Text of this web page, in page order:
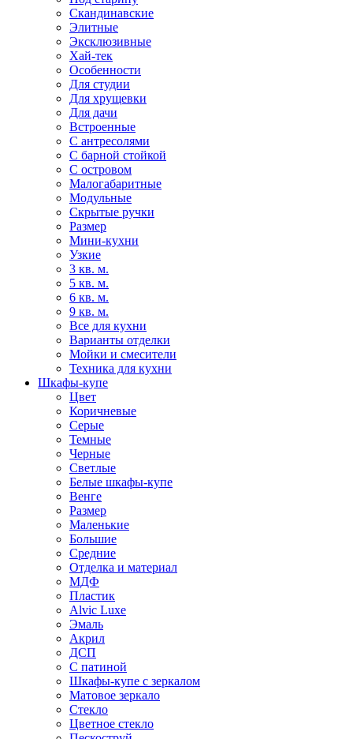
Скандинавские
Элитные
Эксклюзивные
Хай-тек
Особенности
Для студии
Для хрущевки
Для дачи
Встроенные
С антресолями
С барной стойкой
С островом
Малогабаритные
Модульные
Скрытые ручки
Размер
Мини-кухни
Узкие
3 кв. м.
5 кв. м.
6 кв. м.
9 кв. м.
Все для кухни
Варианты отделки
Мойки и смесители
Техника для кухни
Шкафы-купе
Цвет
Коричневые
Серые
Темные
Черные
Светлые
Белые шкафы-купе
Венге
Размер
Маленькие
Большие
Средние
Отделка и материал
МДФ
Пластик
Alvic Luxe
Эмаль
Акрил
ДСП
С патиной
Шкафы-купе с зеркалом
Матовое зеркало
Стекло
Цветное стекло